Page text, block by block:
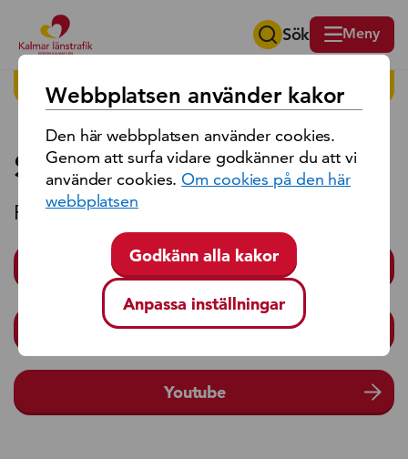
Sök på region Kalmar län Sök Meny
HITTA PÅ SIDAN
Sociala medier
Följ och nå oss på våra sociala medier.
Facebook
Instagram
Youtube
Webbplatsen använder kakor
Den här webbplatsen använder cookies.
Genom att surfa vidare godkänner du att vi
använder cookies.Om cookies på den här
webbplatsen
Godkänn alla kakor
Anpassa inställningar